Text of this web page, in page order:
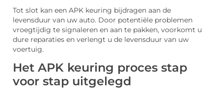
Tot slot kan een APK keuring bijdragen aan de
levensduur van uw auto. Door potentiële problemen
vroegtijdig te signaleren en aan te pakken, voorkomt u
dure reparaties en verlengt u de levensduur van uw
voertuig.
Het APK keuring proces stap
voor stap uitgelegd